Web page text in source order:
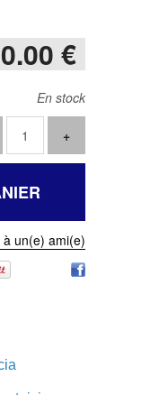
.00 €
En stock
un(e) ami(e)